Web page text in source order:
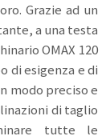
Grazie ad un
a una testa
OMAX 120
di esigenza e di
modo preciso e
di taglio
tutte le